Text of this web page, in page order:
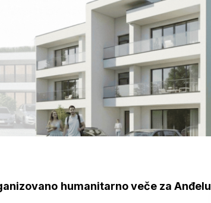
humanitarno veče za Anđelu